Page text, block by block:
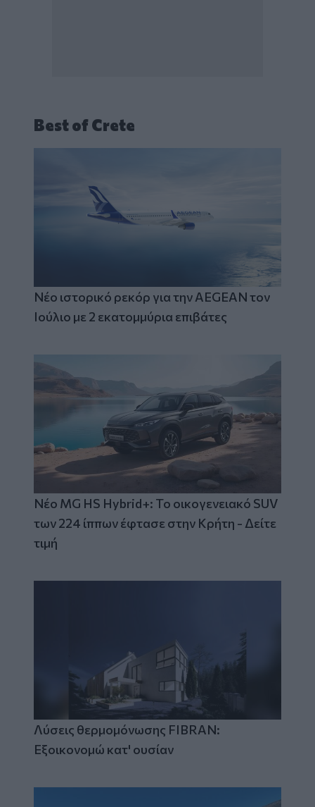
Best of Crete
Νέο ιστορικό ρεκόρ για την AEGEAN τον
Ιούλιο με 2 εκατομμύρια επιβάτες
Νέο MG HS Hybrid+: Το οικογενειακό SUV
των 224 ίππων έφτασε στην Κρήτη - Δείτε
τιμή
Λύσεις θερμομόνωσης FIBRAN:
Εξοικονομώ κατ' ουσίαν